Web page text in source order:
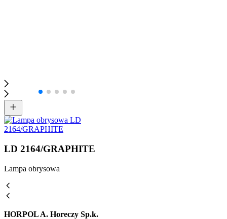
LD 2164/GRAPHITE
Lampa obrysowa
HORPOL A. Horeczy Sp.k.